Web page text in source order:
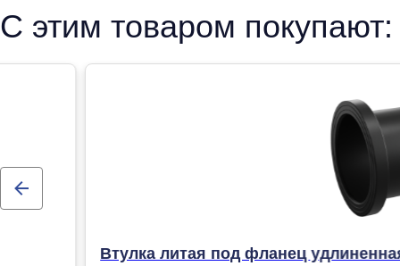
С этим товаром покупают:
Втулка литая под фланец